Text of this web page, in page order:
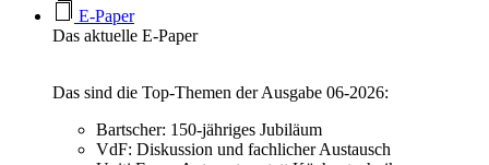
E-Paper
Das aktuelle E-Paper
Das sind die Top-Themen der Ausgabe 06-2026:
Bartscher: 150-jähriges Jubiläum
VdF: Diskussion und fachlicher Austausch